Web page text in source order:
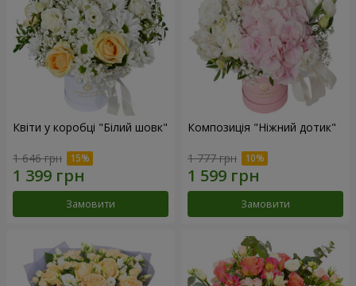
Квіти у коробці "Білий шовк"
1 646 грн
Замовити
Композиція "Ніжний дотик"
1 777 грн
Замовити